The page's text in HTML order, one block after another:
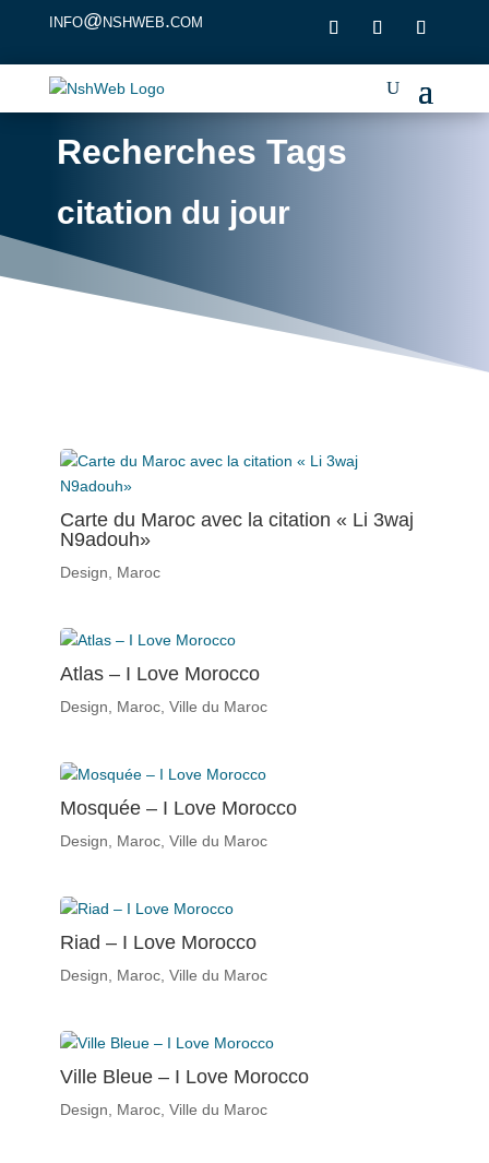
info@nshweb.com
Recherches Tags
citation du jour
Carte du Maroc avec la citation « Li 3waj
N9adouh»
Design Maroc
Atlas – I Love Morocco
Design Maroc, Ville du Maroc
Mosquée – I Love Morocco
Design Maroc, Ville du Maroc
Riad – I Love Morocco
Design Maroc, Ville du Maroc
Ville Bleue – I Love Morocco
Design Maroc, Ville du Maroc